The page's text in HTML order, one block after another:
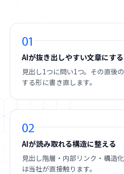
01
AIが抜き出しやすい文章にする
見出し1つに問い1つ。その直後
する形に書き直します。
02
AIが読み取れる構造に整える
見出し階層・内部リンク・構造
は当社が直接触ります。